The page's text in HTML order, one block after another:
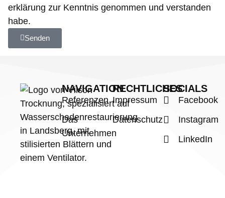
erklärung zur Kenntnis genommen und verstanden
habe.
Senden
NAVIGATION
Referenzen
Das
Unternehmen
RECHTLICHES
Impressum
Datenschutz
SOCIALS
Facebook
Instagram
LinkedIn